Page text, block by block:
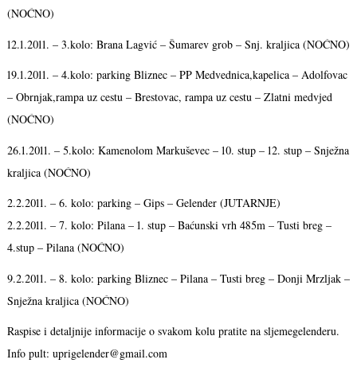
(NOĆNO)
12.1.2011. – 3.kolo: Brana Lagvić – Šumarev grob – Snj. kraljica (NOĆNO)
19.1.2011. – 4.kolo: parking Bliznec – PP Medvednica,kapelica – Adolfovac
– Obrnjak,rampa uz cestu – Brestovac, rampa uz cestu – Zlatni medvjed
(NOĆNO)
26.1.2011. – 5.kolo: Kamenolom Markuševec – 10. stup – 12. stup – Snježna
kraljica (NOĆNO)
2.2.2011. – 6. kolo: parking – Gips – Gelender (JUTARNJE)
2.2.2011. – 7. kolo: Pilana – 1. stup – Baćunski vrh 485m – Tusti breg –
4.stup – Pilana (NOĆNO)
9.2.2011. – 8. kolo: parking Bliznec – Pilana – Tusti breg – Donji Mrzljak –
Snježna kraljica (NOĆNO)
Raspise i detaljnije informacije o svakom kolu pratite na sljemegelenderu.
Info pult: uprigelender@gmail.com